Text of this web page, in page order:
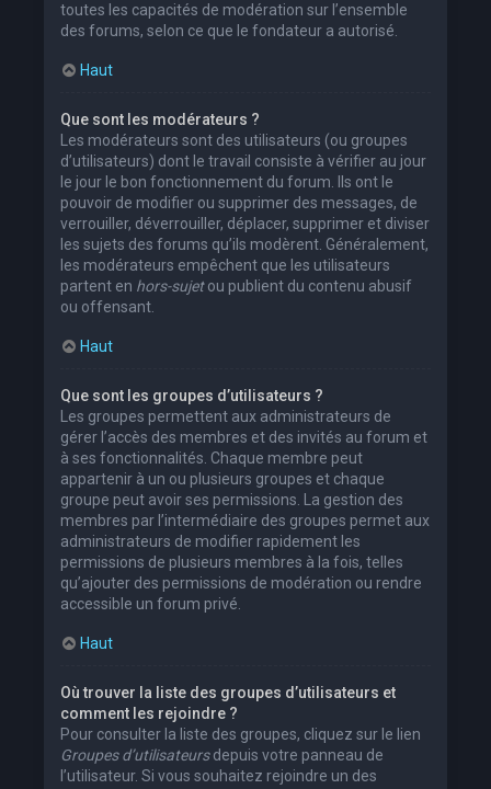
toutes les capacités de modération sur l’ensemble
des forums, selon ce que le fondateur a autorisé.
Haut
Que sont les modérateurs ?
Les modérateurs sont des utilisateurs (ou groupes
d’utilisateurs) dont le travail consiste à vérifier au jour
le jour le bon fonctionnement du forum. Ils ont le
pouvoir de modifier ou supprimer des messages, de
verrouiller, déverrouiller, déplacer, supprimer et diviser
les sujets des forums qu’ils modèrent. Généralement,
les modérateurs empêchent que les utilisateurs
partent en hors-sujetou publient du contenu abusif
ou offensant.
Haut
Que sont les groupes d’utilisateurs ?
Les groupes permettent aux administrateurs de
gérer l’accès des membres et des invités au forum et
à ses fonctionnalités. Chaque membre peut
appartenir à un ou plusieurs groupes et chaque
groupe peut avoir ses permissions. La gestion des
membres par l’intermédiaire des groupes permet aux
administrateurs de modifier rapidement les
permissions de plusieurs membres à la fois, telles
qu’ajouter des permissions de modération ou rendre
accessible un forum privé.
Haut
Où trouver la liste des groupes d’utilisateurs et
comment les rejoindre ?
Pour consulter la liste des groupes, cliquez sur le lien
Groupes d’utilisateursdepuis votre panneau de
l’utilisateur. Si vous souhaitez rejoindre un des